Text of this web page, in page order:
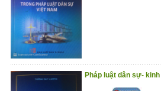
Pháp luật dân sự- kinh